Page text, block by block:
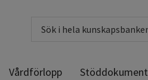
Vårdförlopp Stöddokument